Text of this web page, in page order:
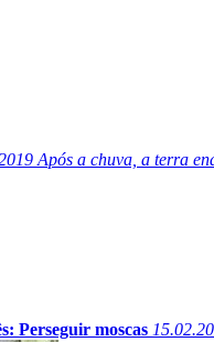
Após a chuva, a terra
Perseguir moscas